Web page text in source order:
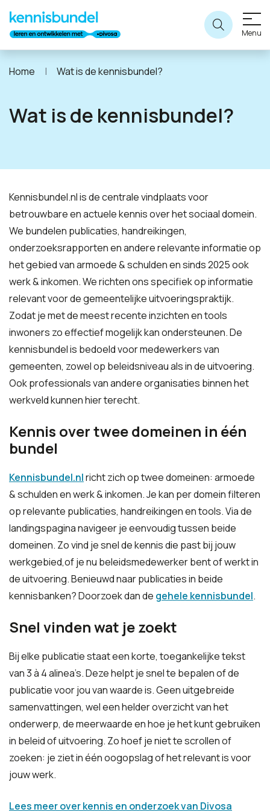
Menu
Home Wat is de kennisbundel?
Wat is de kennisbundel?
Kennisbundel.nl is de centrale vindplaats voor
betrouwbare en actuele kennis over het sociaal domein.
We bundelen publicaties, handreikingen,
onderzoeksrapporten en andere relevante informatie op
het gebied van armoede & schulden en sinds 2025 ook
werk & inkomen. We richten ons specifiek op informatie
relevant voor de gemeentelijke uitvoeringspraktijk.
Zodat je met de meest recente inzichten en tools
inwoners zo effectief mogelijk kan ondersteunen. De
kennisbundel is bedoeld voor medewerkers van
gemeenten, zowel op beleidsniveau als in de uitvoering.
Ook professionals van andere organisaties binnen het
werkveld kunnen hier terecht.
Kennis over twee domeinen in één
bundel
Kennisbundel.nlricht zich op twee domeinen: armoede
& schulden en werk & inkomen. Je kan per domein filteren
op relevante publicaties, handreikingen en tools. Via de
landingspagina navigeer je eenvoudig tussen beide
domeinen. Zo vind je snel de kennis die past bij jouw
werkgebied,of je nu beleidsmedewerker bent of werkt in
de uitvoering. Benieuwd naar publicaties in beide
kennisbanken? Doorzoek dan de gehele kennisbundel.
Snel vinden wat je zoekt
Bij elke publicatie staat een korte, toegankelijke tekst
van 3 à 4 alinea’s. Deze helpt je snel te bepalen of de
publicatie voor jou van waarde is. Geen uitgebreide
samenvattingen, wel een helder overzicht van het
onderwerp, de meerwaarde en hoe je het kunt gebruiken
in beleid of uitvoering. Zo hoef je niet te scrollen of
zoeken: je ziet in één oogopslag of het relevant is voor
jouw werk.
Lees meer over kennis en onderzoek van Divosa